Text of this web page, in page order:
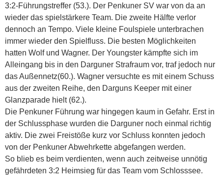
3:2-Führungstreffer (53.). Der Penkuner SV war von da an
wieder das spielstärkere Team. Die zweite Hälfte verlor
dennoch an Tempo. Viele kleine Foulspiele unterbrachen
immer wieder den Spielfluss. Die besten Möglichkeiten
hatten Wolf und Wagner. Der Youngster kämpfte sich im
Alleingang bis in den Darguner Strafraum vor, traf jedoch nur
das Außennetz(60.). Wagner versuchte es mit einem Schuss
aus der zweiten Reihe, den Darguns Keeper mit einer
Glanzparade hielt (62.).
Die Penkuner Führung war hingegen kaum in Gefahr. Erst in
der Schlussphase wurden die Darguner noch einmal richtig
aktiv. Die zwei Freistöße kurz vor Schluss konnten jedoch
von der Penkuner Abwehrkette abgefangen werden.
So blieb es beim verdienten, wenn auch zeitweise unnötig
gefährdeten 3:2 Heimsieg für das Team vom Schlosssee.